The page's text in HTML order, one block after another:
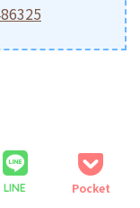
LINE Pocket